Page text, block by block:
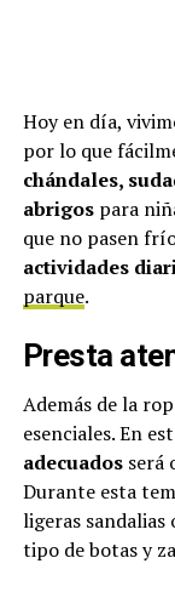
Hoy en día,
por lo que
chándales,
abrigospara
que no pasen
actividades
parque.
Presta
Además de la
esenciales. En
adecuadosserá
Durante esta
ligeras sandalias
tipo de botas y